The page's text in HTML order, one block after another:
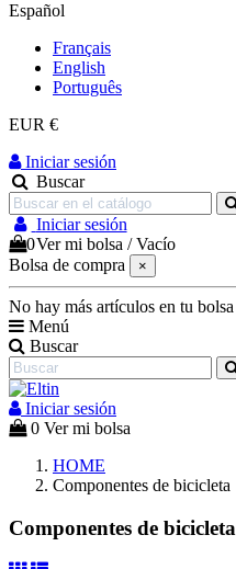
Español
Français
English
Português
EUR €
Iniciar sesión
Buscar
Iniciar sesión
0Ver mi bolsa /Vacío
Bolsa de compra
×
No hay más artículos en tu bolsa
Menú
Buscar
Iniciar sesión
0 Ver mi bolsa
HOME
Componentes de bicicleta
Componentes de bicicleta